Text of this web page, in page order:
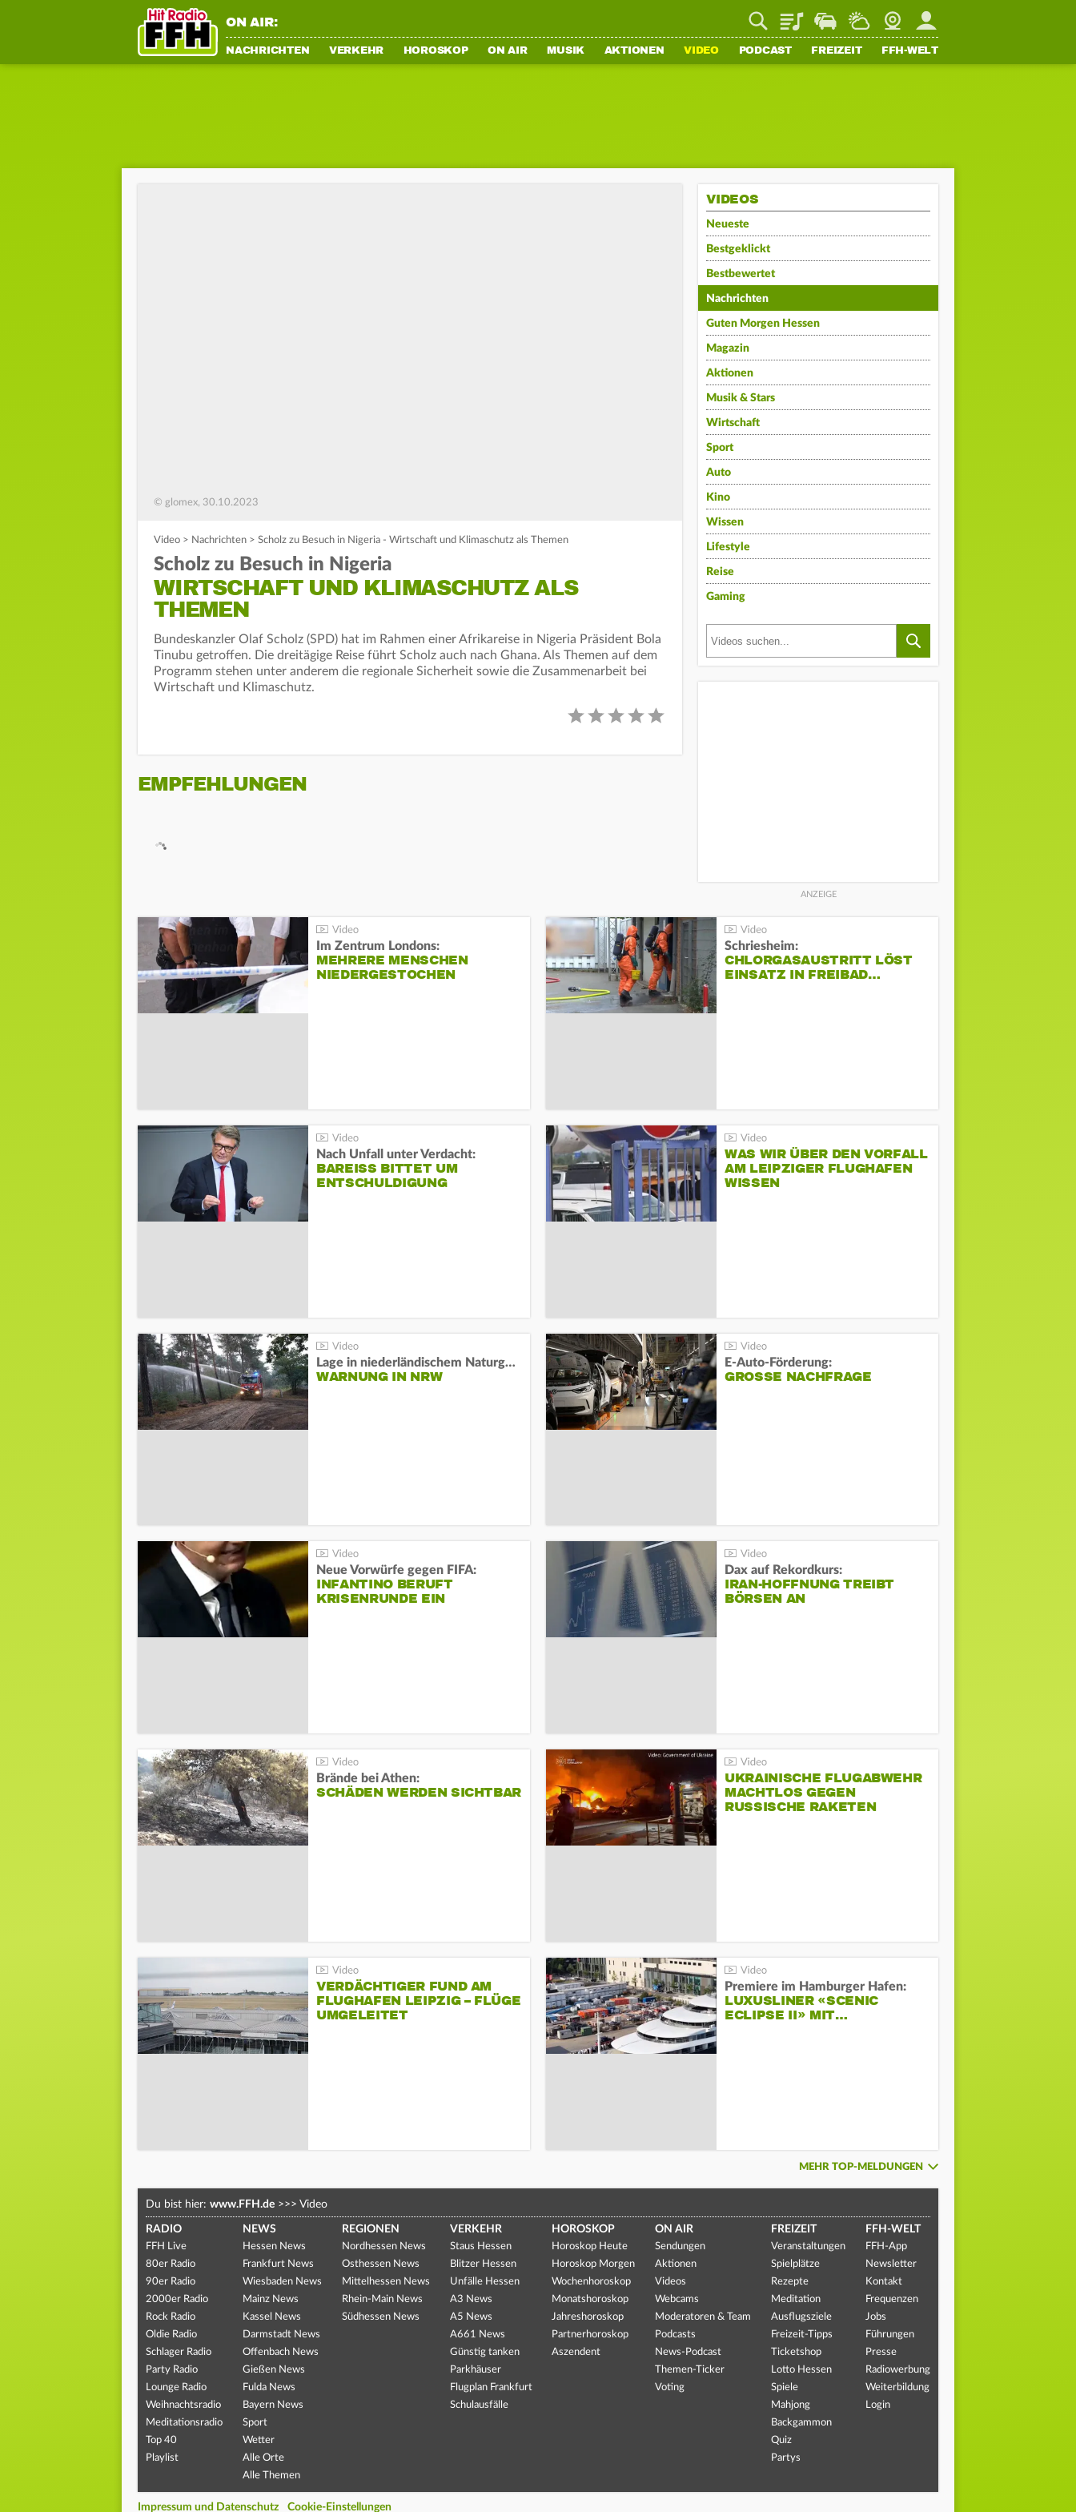
ON AIR: PlaylistStaupilotWetterWebcamMein FFH
NACHRICHTEN VERKEHR HOROSKOP ON AIR MUSIK AKTIONEN VIDEO PODCAST FREIZEIT FFH-WELT
© glomex, 30.10.2023
Video > Nachrichten > Scholz zu Besuch in Nigeria - Wirtschaft und Klimaschutz als Themen
Scholz zu Besuch in Nigeria
WIRTSCHAFT UND KLIMASCHUTZ ALS
THEMEN
Bundeskanzler Olaf Scholz (SPD) hat im Rahmen einer Afrikareise in Nigeria Präsident Bola
Tinubu getroffen. Die dreitägige Reise führt Scholz auch nach Ghana. Als Themen auf dem
Programm stehen unter anderem die regionale Sicherheit sowie die Zusammenarbeit bei
Wirtschaft und Klimaschutz.
EMPFEHLUNGEN
VIDEOS
Neueste
Bestgeklickt
Bestbewertet
Nachrichten
Guten Morgen Hessen
Magazin
Aktionen
Musik & Stars
Wirtschaft
Sport
Auto
Kino
Wissen
Lifestyle
Reise
Gaming
Im Zentrum Londons:
MEHRERE MENSCHEN
NIEDERGESTOCHEN
Schriesheim:
CHLORGASAUSTRITT LÖST
EINSATZ IN FREIBAD…
Nach Unfall unter Verdacht:
BAREISS BITTET UM E
NTSCHULDIGUNG
WAS WIR ÜBER DEN VORFALL
AM LEIPZIGER FLUGHAFEN
WISSEN
Lage in niederländischem Naturgebiet stabil
WARNUNG IN NRW
E-Auto-Förderung:
GROSSE NACHFRAGE
Neue Vorwürfe gegen FIFA:
INFANTINO BERUFT
KRISENRUNDE EIN
Dax auf Rekordkurs:
IRAN-HOFFNUNG TREIBT
BÖRSEN AN
Brände bei Athen:
SCHÄDEN WERDEN SICHTBAR
UKRAINISCHE FLUGABWEHR
MACHTLOS GEGEN
RUSSISCHE RAKETEN
VERDÄCHTIGER FUND AM
FLUGHAFEN LEIPZIG – FLÜGE
UMGELEITET
Premiere im Hamburger Hafen:
LUXUSLINER «SCENIC
ECLIPSE II» MIT…
MEHR TOP-MELDUNGEN
Du bist hier: www.FFH.de >>> Video
RADIO
FFH Live
80er Radio
90er Radio
2000er Radio
Rock Radio
Oldie Radio
Schlager Radio
Party Radio
Lounge Radio
Weihnachtsradio
Meditationsradio
Top 40
Playlist
NEWS
Hessen News
Frankfurt News
Wiesbaden News
Mainz News
Kassel News
Darmstadt News
Offenbach News
Gießen News
Fulda News
Bayern News
Sport
Wetter
Alle Orte
Alle Themen
REGIONEN
Nordhessen News
Osthessen News
Mittelhessen News
Rhein-Main News
Südhessen News
VERKEHR
Staus Hessen
Blitzer Hessen
Unfälle Hessen
A3 News
A5 News
A661 News
Günstig tanken
Parkhäuser
Flugplan Frankfurt
Schulausfälle
HOROSKOP
Horoskop Heute
Horoskop Morgen
Wochenhoroskop
Monatshoroskop
Jahreshoroskop
Partnerhoroskop
Aszendent
ON AIR
Sendungen
Aktionen
Videos
Webcams
Moderatoren & Team
Podcasts
News-Podcast
Themen-Ticker
Voting
FREIZEIT
Veranstaltungen
Spielplätze
Rezepte
Meditation
Ausflugsziele
Freizeit-Tipps
Ticketshop
Lotto Hessen
Spiele
Mahjong
Backgammon
Quiz
Partys
FFH-WELT
FFH-App
Newsletter
Kontakt
Frequenzen
Jobs
Führungen
Presse
Radiowerbung
Weiterbildung
Login
Impressum und Datenschutz Cookie-Einstellungen